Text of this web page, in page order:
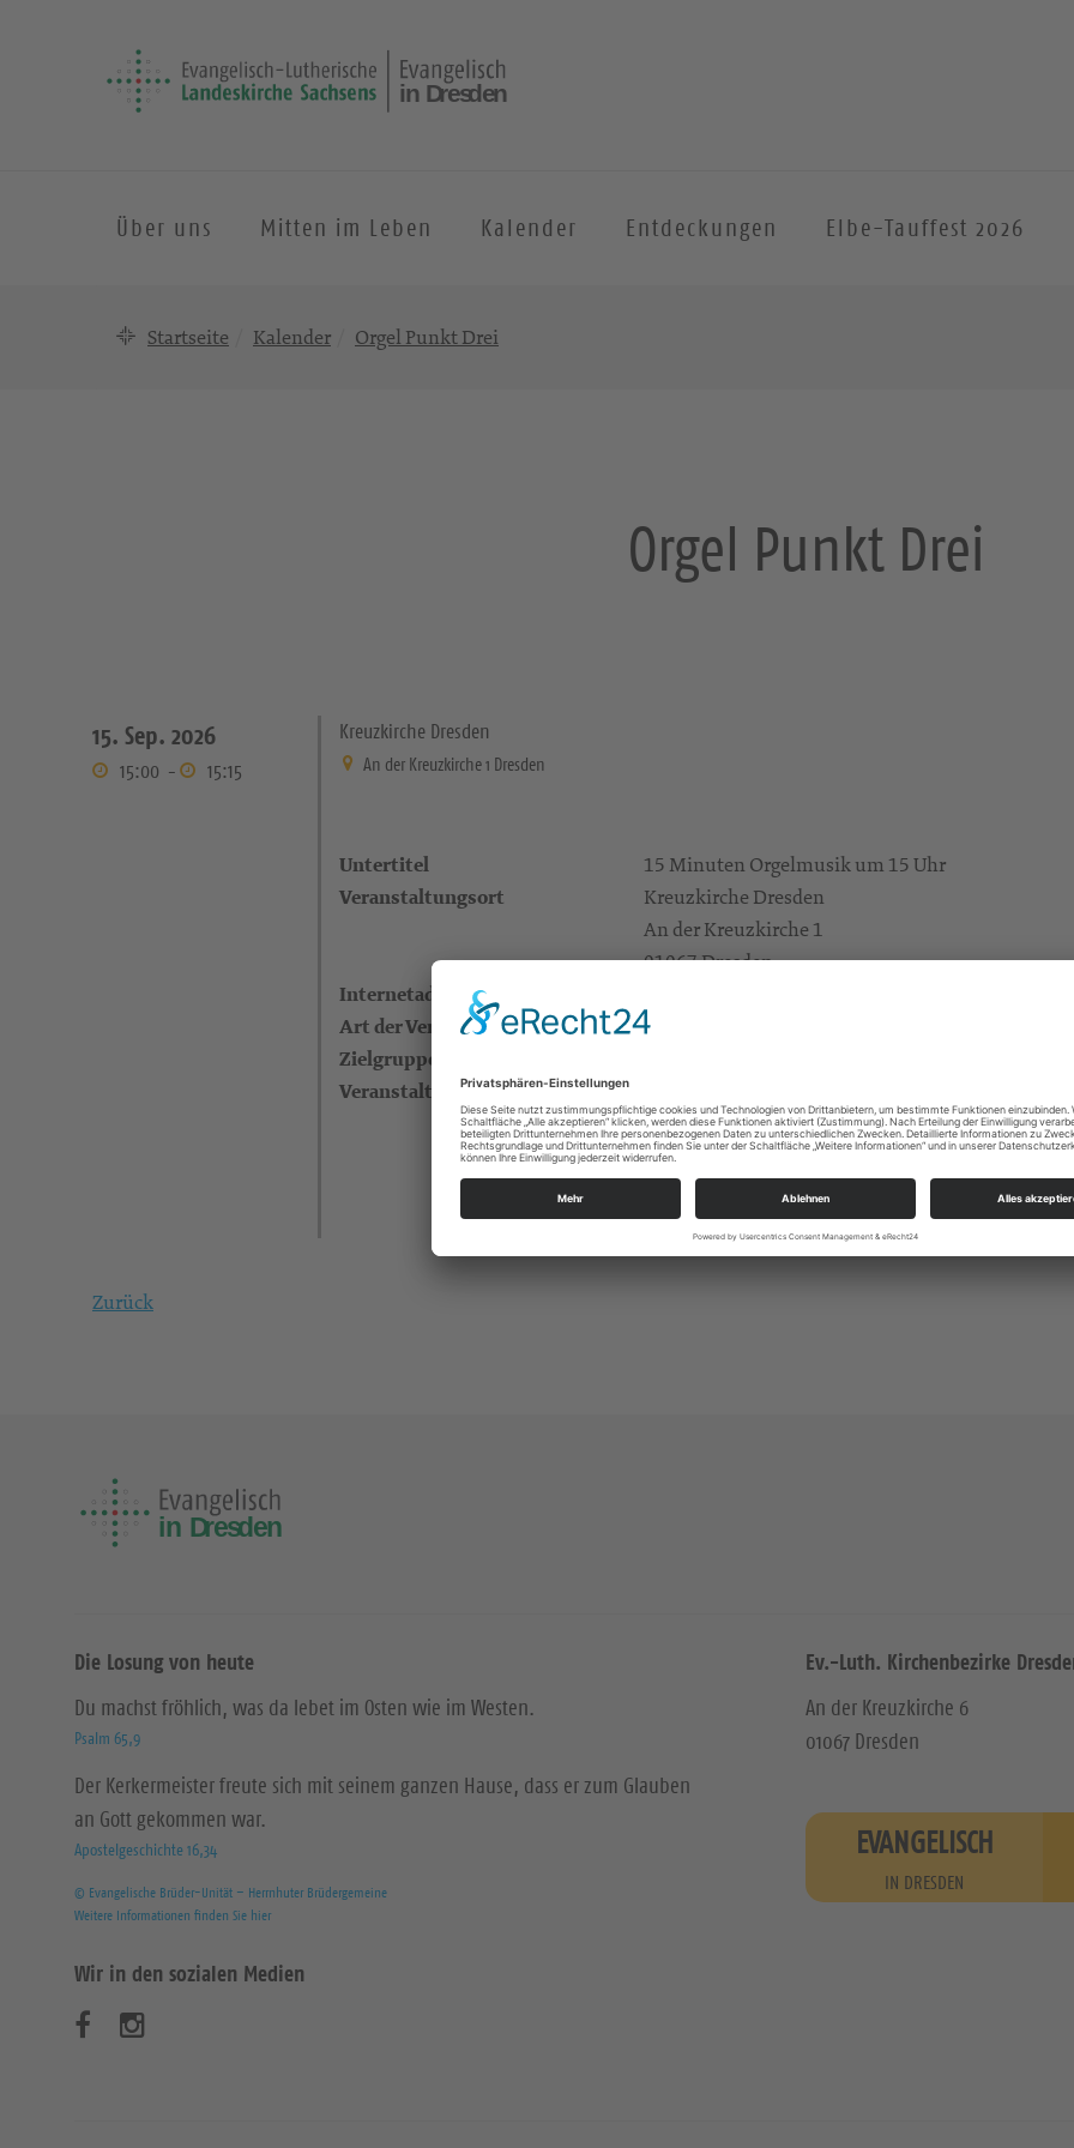
Über uns Mitten im Leben Kalender Entdeckungen Elbe-Tauffest 2026
Startseite Kalender Orgel Punkt Drei
Orgel Punkt Drei
15. Sep. 2026
15:00 - 15:15
Kreuzkirche Dresden
An der Kreuzkirche 1 Dresden
Untertitel 15 Minuten Orgelmusik um 15 Uhr
Veranstaltungsort
Kreuzkirche Dresden
An der Kreuzkirche 1
01067 Dresden
Internetadresse https://landing.churchdesk.com/de/e/
Art der Veranstaltung Konzerte/Theater/Musik
Zielgruppe
Veranstalter
An der Kreuzkirche 6
01067 Dresden
kg.dresden-johannes-kreuz-lukas@evlks.de
https://www.johannes-kreuz-lukas.de/
Zurück
Die Losung von heute
Du machst fröhlich, was da lebet im Osten wie im Westen.
Psalm 65,9
Der Kerkermeister freute sich mit seinem ganzen Hause, dass er zum Glauben
an Gott gekommen war.
Apostelgeschichte 16,34
© Evangelische Brüder-Unität – Herrnhuter Brüdergemeine
Weitere Informationen finden Sie hier
Wir in den sozialen Medien
Ev.-Luth. Kirchenbezirke
An der Kreuzkirche 6
01067 Dresden
EVANGELISCH
IN DRESDEN